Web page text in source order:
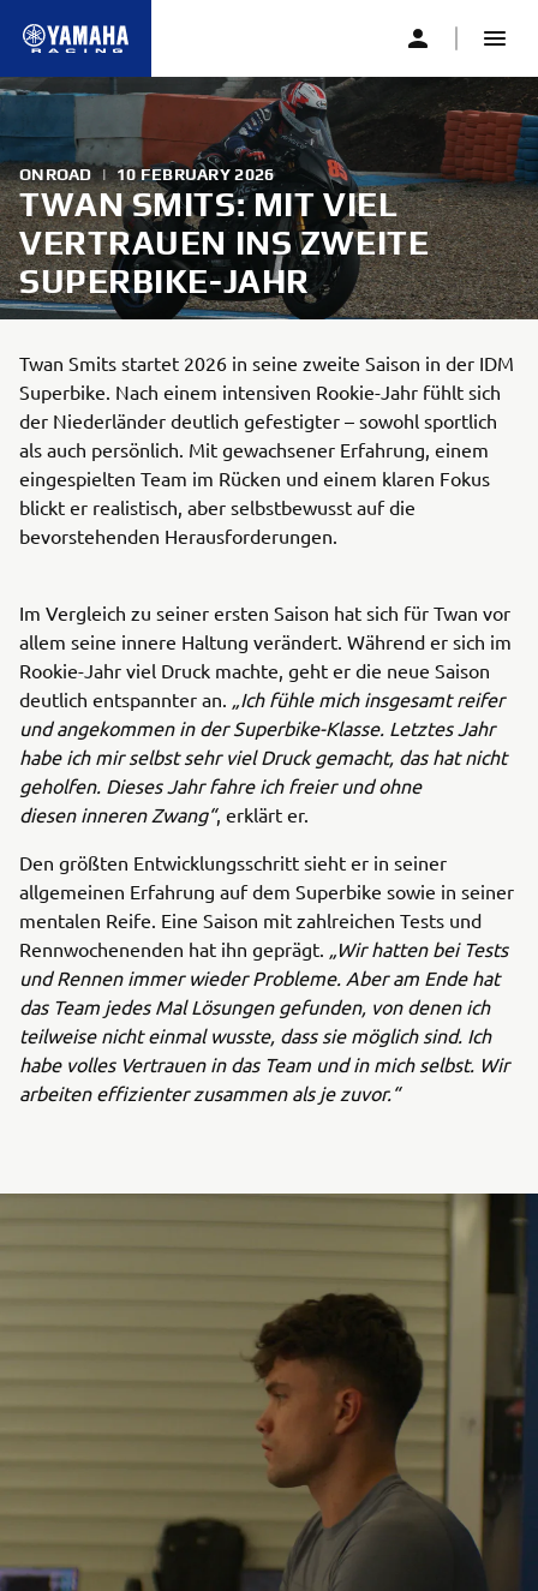
ONROAD | 10 FEBRUARY 2026
TWAN SMITS: MIT VIEL
VERTRAUEN INS ZWEITE
SUPERBIKE-JAHR
Twan Smits startet 2026 in seine zweite Saison in der IDM
Superbike. Nach einem intensiven Rookie-Jahr fühlt sich
der Niederländer deutlich gefestigter – sowohl sportlich
als auch persönlich. Mit gewachsener Erfahrung, einem
eingespielten Team im Rücken und einem klaren Fokus
blickt er realistisch, aber selbstbewusst auf die
bevorstehenden Herausforderungen.
Im Vergleich zu seiner ersten Saison hat sich für Twan vor
allem seine innere Haltung verändert. Während er sich im
Rookie-Jahr viel Druck machte, geht er die neue Saison
deutlich entspannter an. „Ich fühle mich insgesamt reifer
und angekommen in der Superbike-Klasse. Letztes Jahr
habe ich mir selbst sehr viel Druck gemacht, das hat nicht
geholfen. Dieses Jahr fahre ich freier und ohne
diesen inneren Zwang“, erklärt er.
Den größten Entwicklungsschritt sieht er in seiner
allgemeinen Erfahrung auf dem Superbike sowie in seiner
mentalen Reife. Eine Saison mit zahlreichen Tests und
Rennwochenenden hat ihn geprägt. „Wir hatten bei Tests
und Rennen immer wieder Probleme. Aber am Ende hat
das Team jedes Mal Lösungen gefunden, von denen ich
teilweise nicht einmal wusste, dass sie möglich sind. Ich
habe volles Vertrauen in das Team und in mich selbst. Wir
arbeiten effizienter zusammen als je zuvor.“